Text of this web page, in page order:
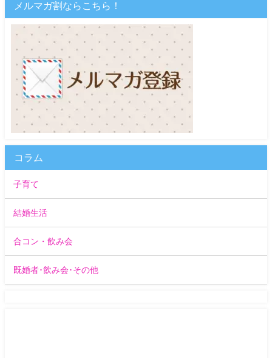
メルマガ割ならこちら！
コラム
子育て
結婚生活
合コン・飲み会
既婚者･飲み会･その他